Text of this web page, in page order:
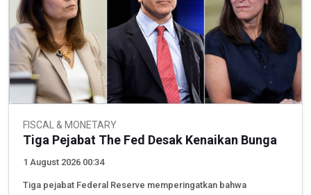
FISCAL & MONETARY
Tiga Pejabat The Fed Desak Kenaikan Bunga
1 August 2026 00:34
Tiga pejabat Federal Reserve memperingatkan bahwa